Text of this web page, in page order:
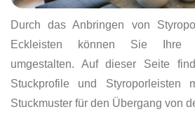
Durch das Anbringen von
Eckleisten können Sie Ihre
umgestalten. Auf dieser Seite
Stuckprofile und Styroporleisten
Stuckmuster für den Übergang von